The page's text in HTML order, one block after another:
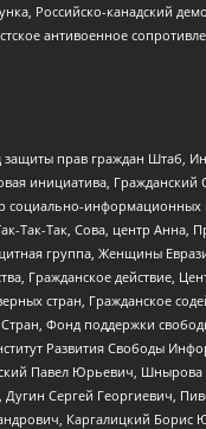
Российско-канадский
антивоенное
прав граждан Штаб,
инициатива, Гражданский
социально-
Так, Сова, центр Анна,
группа, Женщины
Гражданское действие,
стран, Гражданское
Фонд поддержки
Развития Свободы
Павел Юрьевич,
Сергей Георгиевич,
Каргалицкий Борис